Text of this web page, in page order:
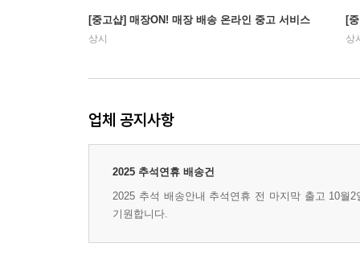
[중고샵] 매장ON! 매장 배송 온라인 중고 서비스
상시
[
상
업체 공지사항
2025 추석연휴 배송건
2025 추석 배송안내 추석연휴 전 마지막 출고 10월
기원합니다.